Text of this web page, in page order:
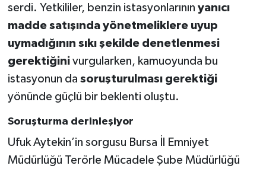
serdi. Yetkililer, benzin istasyonlarının yanıcı
madde satışında yönetmeliklere uyup
uymadığının sıkı şekilde denetlenmesi
gerektiğinivurgularken, kamuoyunda bu
istasyonun da soruşturulması gerektiği
yönünde güçlü bir beklenti oluştu.
Soruşturma derinleşiyor
Ufuk Aytekin’in sorgusu Bursa İl Emniyet
Müdürlüğü Terörle Mücadele Şube Müdürlüğü